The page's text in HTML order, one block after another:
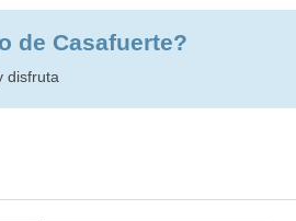
de Casafuerte?
disfruta